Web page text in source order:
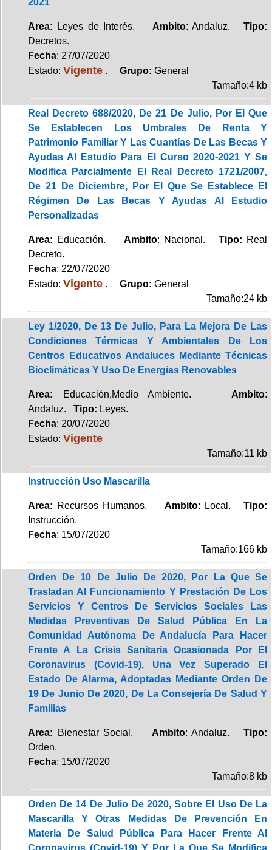
Area: Leyes de Interés. Ambito: Andaluz.Tipo:
Decretos.
Fecha: 27/07/2020
Estado: Vigente . Grupo: General
Tamaño:4 kb
Real Decreto 688/2020, De 21 De Julio, Por El Que
Se Establecen Los Umbrales De Renta Y
Patrimonio Familiar Y Las Cuantías De Las Becas Y
Ayudas Al Estudio Para El Curso 2020-2021 Y Se
Modifica Parcialmente El Real Decreto 1721/2007,
De 21 De Diciembre, Por El Que Se Establece El
Régimen De Las Becas Y Ayudas Al Estudio
Personalizadas
Area: Educación. Ambito: Nacional. Tipo: Real
Decreto.
Fecha: 22/07/2020
Estado: Vigente . Grupo: General
Tamaño:24 kb
Ley 1/2020, De 13 De Julio, Para La Mejora De Las
Condiciones Térmicas Y Ambientales De Los
Centros Educativos Andaluces Mediante Técnicas
Bioclimáticas Y Uso De Energías Renovables
Area: Educación,Medio Ambiente. Ambito:
Andaluz. Tipo: Leyes.
Fecha: 20/07/2020
Estado: Vigente
Tamaño:11 kb
Instrucción Uso Mascarilla
Area: Recursos Humanos. Ambito: Local.Tipo:
Instrucción.
Fecha: 15/07/2020
Tamaño:166 kb
Orden De 10 De Julio De 2020, Por La Que Se
Trasladan Al Funcionamiento Y Prestación De Los
Servicios Y Centros De Servicios Sociales Las
Medidas Preventivas De Salud Pública En La
Comunidad Autónoma De Andalucía Para Hacer
Frente A La Crisis Sanitaria Ocasionada Por El
Coronavirus (Covid-19), Una Vez Superado El
Estado De Alarma, Adoptadas Mediante Orden De
19 De Junio De 2020, De La Consejería De Salud Y
Familias
Area: Bienestar Social. Ambito: Andaluz.Tipo:
Orden.
Fecha: 15/07/2020
Tamaño:8 kb
Orden De 14 De Julio De 2020, Sobre El Uso De La
Mascarilla Y Otras Medidas De Prevención En
Materia De Salud Pública Para Hacer Frente Al
Coronavirus (Covid-19) Y Por La Que Se Modifica